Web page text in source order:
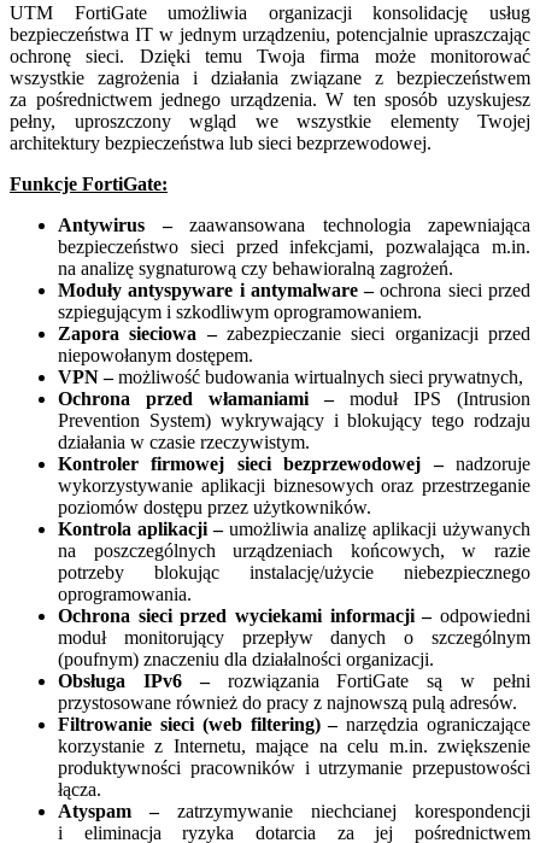
UTM FortiGate umożliwia organizacji konsolidację usług
bezpieczeństwa IT w jednym urządzeniu, potencjalnie upraszczając
ochronę sieci. Dzięki temu Twoja firma może monitorować
wszystkie zagrożenia i działania związane z bezpieczeństwem
za pośrednictwem jednego urządzenia. W ten sposób uzyskujesz
pełny, uproszczony wgląd we wszystkie elementy Twojej
architektury bezpieczeństwa lub sieci bezprzewodowej.
Funkcje FortiGate:
Antywirus –zaawansowana technologia zapewniająca
bezpieczeństwo sieci przed infekcjami, pozwalająca m.in.
na analizę sygnaturową czy behawioralną zagrożeń.
Moduły antyspyware i antymalware –ochrona sieci przed
szpiegującym i szkodliwym oprogramowaniem.
Zapora sieciowa – zabezpieczanie sieci organizacji przed
niepowołanym dostępem.
VPN –możliwość budowania wirtualnych sieci prywatnych,
Ochrona przed włamaniami –moduł IPS (Intrusion
Prevention System) wykrywający i blokujący tego rodzaju
działania w czasie rzeczywistym.
Kontroler firmowej sieci bezprzewodowej –nadzoruje
wykorzystywanie aplikacji biznesowych oraz przestrzeganie
poziomów dostępu przez użytkowników.
Kontrola aplikacji –umożliwia analizę aplikacji używanych
na poszczególnych urządzeniach końcowych, w razie
potrzeby blokując instalację/użycie niebezpiecznego
oprogramowania.
Ochrona sieci przed wyciekami informacji –odpowiedni
moduł monitorujący przepływ danych o szczególnym
(poufnym) znaczeniu dla działalności organizacji.
Obsługa IPv6 – rozwiązania FortiGate są w pełni
przystosowane również do pracy z najnowszą pulą adresów.
Filtrowanie sieci (web filtering) –narzędzia ograniczające
korzystanie z Internetu, mające na celu m.in. zwiększenie
produktywności pracowników i utrzymanie przepustowości
łącza.
Atyspam – zatrzymywanie niechcianej korespondencji
i eliminacja ryzyka dotarcia za jej pośrednictwem